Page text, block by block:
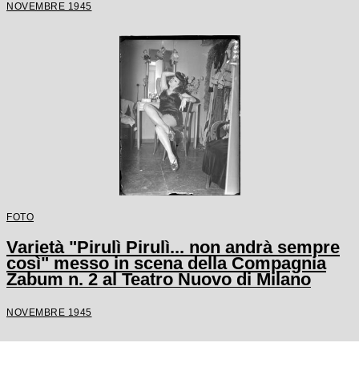
NOVEMBRE 1945
FOTO
Varietà "Pirulì Pirulì... non andrà sempre
così" messo in scena della Compagnia
Zabum n. 2 al Teatro Nuovo di Milano
NOVEMBRE 1945